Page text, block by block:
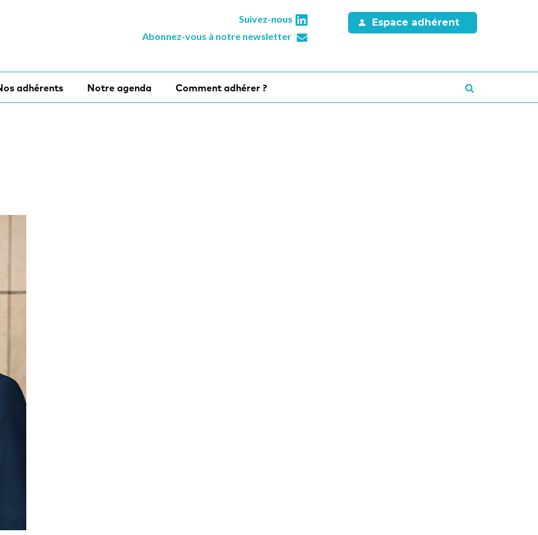
Suivez-nous
Abonnez-vous à notre newsletter
Espace adhérent
adhérents Notre agenda Comment adhérer ?